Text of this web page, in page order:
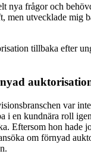
nya frågor och
men utvecklade mig
tillbaka efter
var
i en kundnära roll
Eftersom hon hade
om förnyad